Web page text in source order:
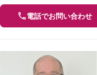
電話でお問い合わせ